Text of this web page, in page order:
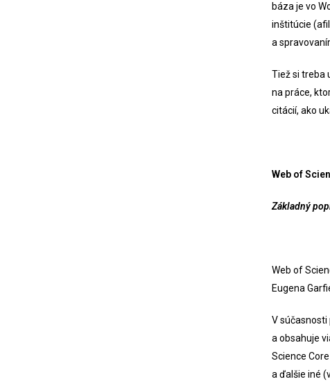
báza je vo
inštitúcie
a
Tiež si treba
na práce,
citácií, ako
Web of
Základný
Web of
Eugena
V
a obsahuje
Science
a ďalšie iné